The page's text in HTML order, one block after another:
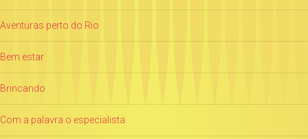
Aventuras perto do Rio
Bem estar
Brincando
Com a palavra o especialista